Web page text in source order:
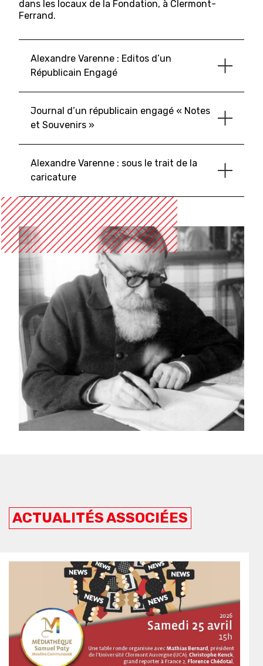
dans les locaux de la Fondation, à Clermont-
Ferrand.
Alexandre Varenne : Editos d’un
Républicain Engagé
Journal d’un républicain engagé « Notes
et Souvenirs »
Alexandre Varenne : sous le trait de la
caricature
ACTUALITÉS ASSOCIÉES